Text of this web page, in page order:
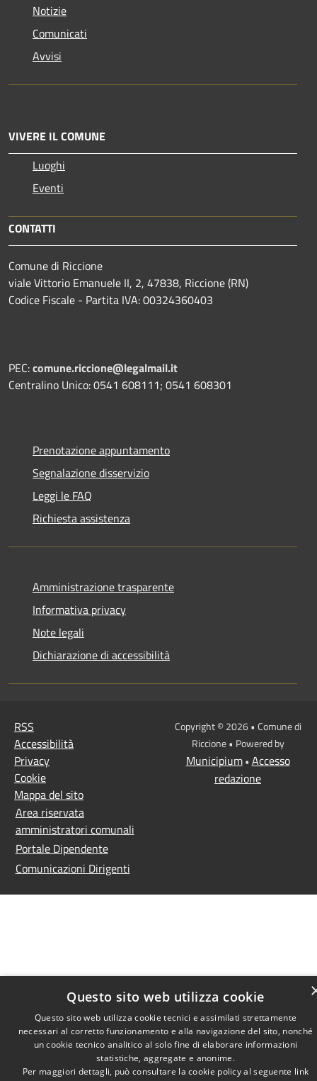
Notizie
Comunicati
Avvisi
VIVERE IL COMUNE
Luoghi
Eventi
CONTATTI
Comune di Riccione
viale Vittorio Emanuele II, 2, 47838, Riccione (RN)
Codice Fiscale - Partita IVA: 00324360403
PEC:comune.riccione@legalmail.it
Centralino Unico: 0541 608111; 0541 608301
Prenotazione appuntamento
Segnalazione disservizio
Leggi le FAQ
Richiesta assistenza
Amministrazione trasparente
Informativa privacy
Note legali
Dichiarazione di accessibilità
RSS
Accessibilità
Privacy
Cookie
Mappa del sito
Area riservata
amministratori comunali
Portale Dipendente
Comunicazioni Dirigenti
Copyright © 2026 • Comune di
Riccione • Powered by
Municipium• Accesso
redazione
Questo sito web utilizza cookie
Questo sito web utilizza cookie tecnici e assimilati strettamente
necessari al corretto funzionamento e alla navigazione del sito, nonché
un cookie tecnico analitico al solo fine di elaborare informazioni
statistiche, aggregate e anonime.
Per maggiori dettagli, può consultare la cookie policy al seguente link